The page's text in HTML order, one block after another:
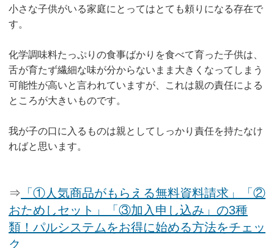
小さな子供がいる家庭にとってはとても頼りになる存在で
す。
化学調味料たっぷりの食事ばかりを食べて育った子供は、
舌が育たず繊細な味が分からないまま大きくなってしまう
可能性が高いと言われていますが、これは親の責任による
ところが大きいものです。
我が子の口に入るものは親としてしっかり責任を持たなけ
ればと思います。
⇒ 「①人気商品がもらえる無料資料請求」「②
おためしセット」「③加入申し込み」の3種
類！パルシステムをお得に始める方法をチェッ
ク